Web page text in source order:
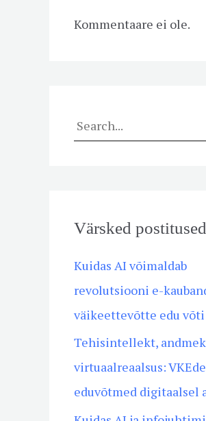
Kommentaare ei ole.
S
c
:
Värsked postitused
Kuidas AI võimaldab
revolutsiooni e-
väikeettevõtte edu võti
Tehisintellekt,
virtuaalreaalsus: VKEde
eduvõtmed digitaalsel